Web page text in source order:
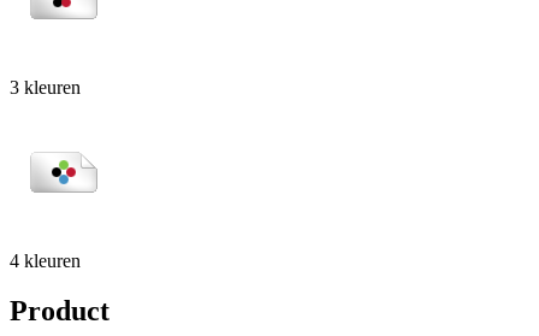
3 kleuren
4 kleuren
Product